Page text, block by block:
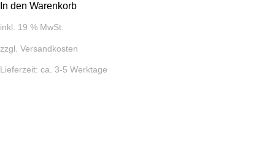
In den Warenkorb
inkl. 19 % MwSt.
zzgl. Versandkosten
Lieferzeit: ca. 3-5 Werktage